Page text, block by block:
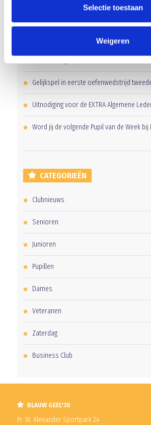
Selectie toestaan
Weigeren
Groot onderhoud op ons sportpark
Gelijkspel in eerste oefenwedstrijd
Uitnodiging voor de EXTRA Algemene
Word jij de volgende Pupil van de Week bij
CATEGORIEËN
Clubnieuws
Senioren
Junioren
Pupillen
Dames
Veteranen
Zaterdag
Business Club
BLAUW GEEL'38
Pr. W. Alexander Sportpark 24